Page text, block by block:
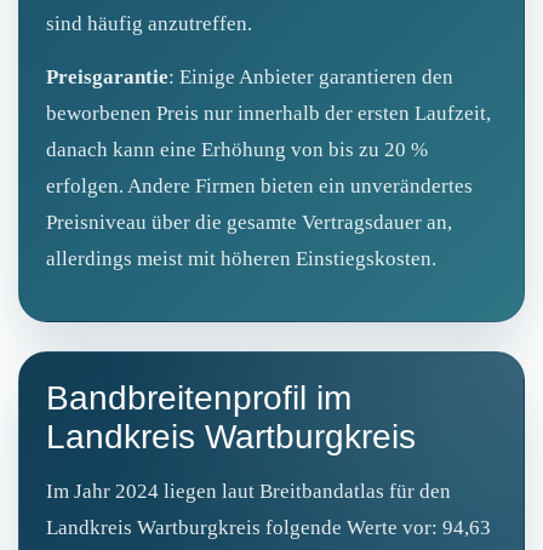
sind häufig anzutreffen.
Preisgarantie: Einige Anbieter garantieren den
beworbenen Preis nur innerhalb der ersten Laufzeit,
danach kann eine Erhöhung von bis zu 20 %
erfolgen. Andere Firmen bieten ein unverändertes
Preisniveau über die gesamte Vertragsdauer an,
allerdings meist mit höheren Einstiegskosten.
Bandbreitenprofil im
Landkreis Wartburgkreis
Im Jahr 2024 liegen laut Breitbandatlas für den
Landkreis Wartburgkreis folgende Werte vor: 94,63